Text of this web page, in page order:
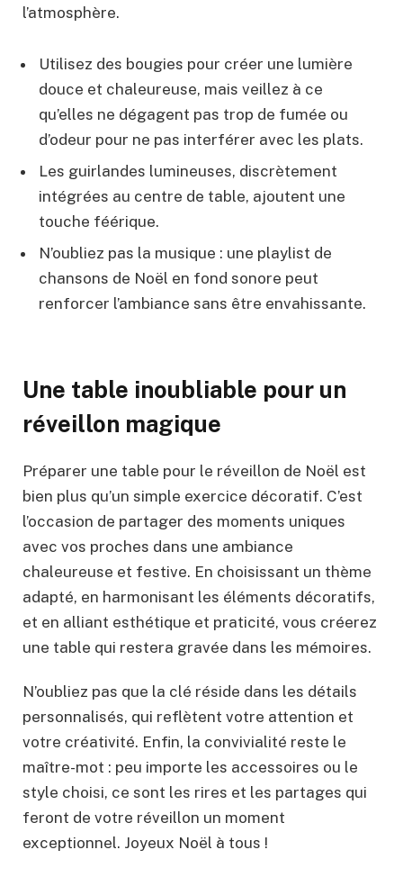
l’atmosphère.
Utilisez des bougies pour créer une lumière
douce et chaleureuse, mais veillez à ce
qu’elles ne dégagent pas trop de fumée ou
d’odeur pour ne pas interférer avec les plats.
Les guirlandes lumineuses, discrètement
intégrées au centre de table, ajoutent une
touche féérique.
N’oubliez pas la musique : une playlist de
chansons de Noël en fond sonore peut
renforcer l’ambiance sans être envahissante.
Une table inoubliable pour un
réveillon magique
Préparer une table pour le réveillon de Noël est
bien plus qu’un simple exercice décoratif. C’est
l’occasion de partager des moments uniques
avec vos proches dans une ambiance
chaleureuse et festive. En choisissant un thème
adapté, en harmonisant les éléments décoratifs,
et en alliant esthétique et praticité, vous créerez
une table qui restera gravée dans les mémoires.
N’oubliez pas que la clé réside dans les détails
personnalisés, qui reflètent votre attention et
votre créativité. Enfin, la convivialité reste le
maître-mot : peu importe les accessoires ou le
style choisi, ce sont les rires et les partages qui
feront de votre réveillon un moment
exceptionnel. Joyeux Noël à tous !